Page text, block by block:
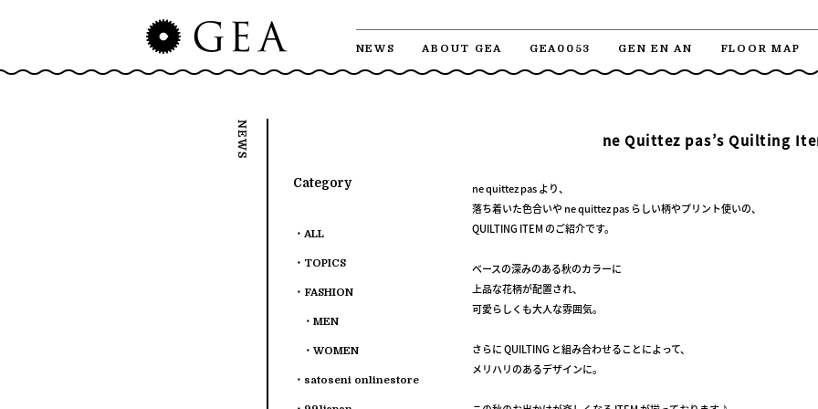
NEWS ABOUT GEA GEA0053 GEN EN AN FLOOR MAP
ne Quittez pas’s Quilting
ne quittez pas より、
落ち着いた色合いや ne quittez pas らしい柄やプリント使いの、
QUILTING ITEM のご紹介です。
ベースの深みのある秋のカラーに
上品な花柄が配置され、
可愛らしくも大人な雰囲気。
さらに QUILTING と組み合わせることによって、
メリハリのあるデザインに。
Category
ALL
TOPICS
FASHION
MEN
WOMEN
satoseni onlinestore